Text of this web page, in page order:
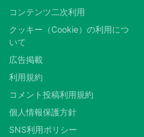
コンテンツ二次利用
クッキー（Cookie）の利用につ
いて
広告掲載
利用規約
コメント投稿利用規約
個人情報保護方針
SNS利用ポリシー